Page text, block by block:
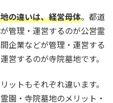
の違いは、経営母体。都道
管理・運営するのが公営霊
企業などが管理・運営する
営するのが寺院墓地です。
ットもそれぞれ違います。
園・寺院墓地のメリット・